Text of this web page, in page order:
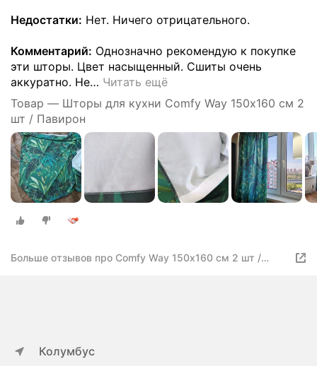
Недостатки: Нет. Ничего отрицательного.
Комментарий: Однозначно рекомендую к покупке
эти шторы. Цвет насыщенный. Сшиты очень
аккуратно. Не… Читать ещё
Товар — Шторы для кухни Comfy Way 150х160 см 2
шт / Павирон
Больше отзывов про Comfy Way 150х160 см 2 шт /
Колумбус